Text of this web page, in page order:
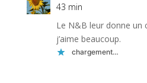
43 min
Le N&B leur donne un
j’aime beaucoup.
chargement…